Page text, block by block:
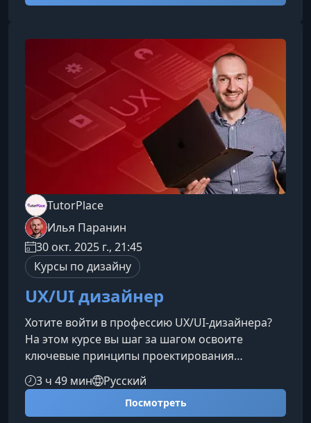
страницы, которые корректно отображаются
на любых устройствах: от смартфонов до
широких мониторов.Работа с визуальными
стилямиНаучитесь настр
TutorPlace
Илья Паранин
30 окт. 2025 г., 21:45
Курсы по дизайну
UX/UI дизайнер
Хотите войти в профессию UX/UI-дизайнера?
На этом курсе вы шаг за шагом освоите
ключевые принципы проектирования
интерфейсов, научитесь работать с
современными инструментами и создавать
удобные, эстетичные и коммерчески
3 ч 49 мин Русский
Посмотреть